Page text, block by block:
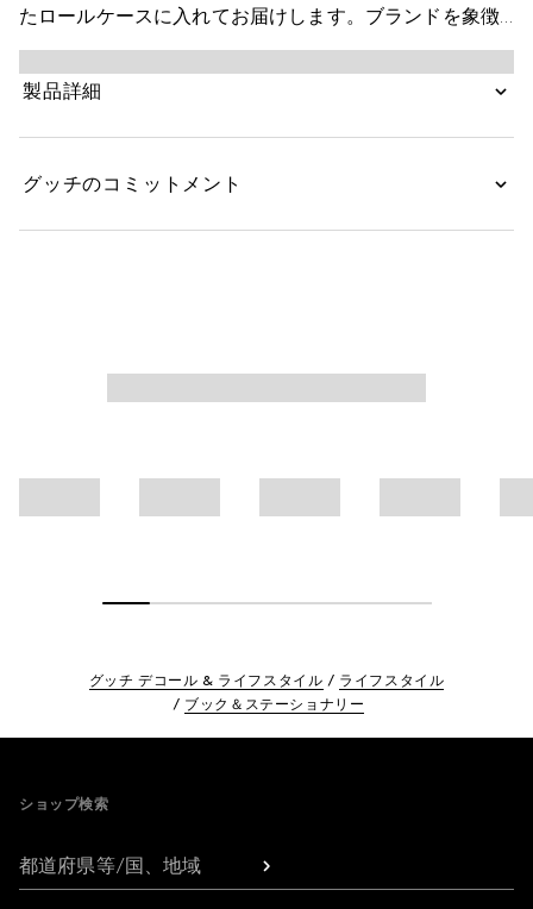
たロールケースに入れてお届けします。ブランドを象徴
するダブルGのハードウェアと、グリーン/レッド/グリ
ーンのウェブ ストライプを取り入れてグッチらしさを強
調したデザインです。ブランドのルーツに由来する2つの
製品詳細
グッチのコミットメント
グッチ デコール & ライフスタイル
ライフスタイル
ブック＆ステーショナリー
ショップ検索
都道府県等/国、地域